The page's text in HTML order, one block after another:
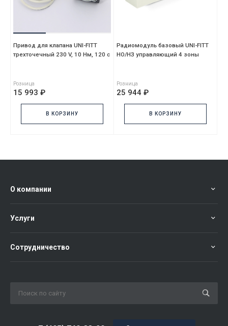
Привод для клапана UNI-FITT
трехточечный 230 V, 10 Нм, 120 с
Розница
15 993 ₽
В КОРЗИНУ
Радиомодуль базовый UNI-FITT
НО/НЗ управляющий 4 зоны
Розница
25 944 ₽
В КОРЗИНУ
О компании
Услуги
Сотрудничество